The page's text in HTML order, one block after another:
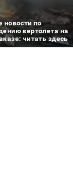
новости по
вертолета на
читать здесь